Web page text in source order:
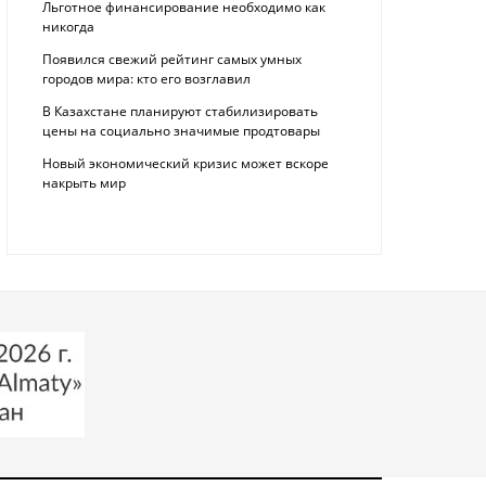
Льготное финансирование необходимо как
никогда
Появился свежий рейтинг самых умных
городов мира: кто его возглавил
В Казахстане планируют стабилизировать
цены на социально значимые продтовары
Новый экономический кризис может вскоре
накрыть мир